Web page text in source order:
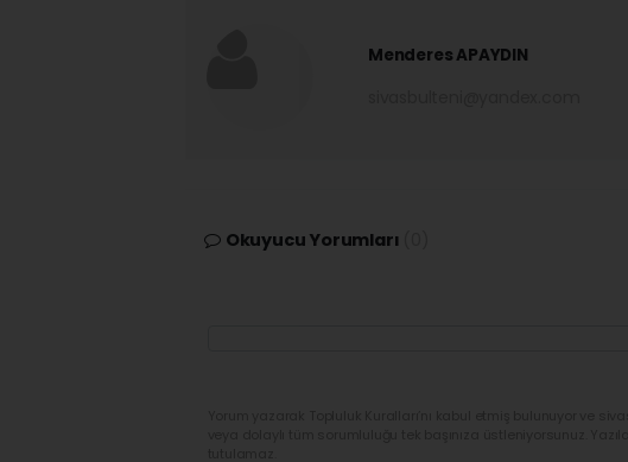
Menderes APAYDIN
Okuyucu Yorumları